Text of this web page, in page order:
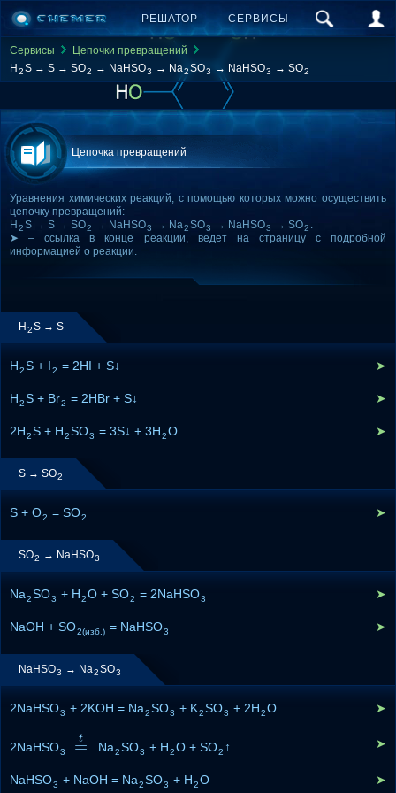
РЕШАТОР СЕРВИСЫ
Сервисы
Цепочки превращений
H 2S → S → SO2 → NaHSO3 → Na2SO3 → NaHSO3 → SO2
Цепочка превращений
Уравнения химических реакций, с помощью которых можно осуществить
цепочку превращений:
H 2S → S → SO2 → NaHSO3 → Na2SO3 → NaHSO3 → SO2 .
➤ – ссылка в конце реакции, ведет на страницу с подробной
информацией о реакции.
H 2S → S
H2S + I2 = 2HI + S↓ ➤
H2S + Br2 = 2HBr + S↓ ➤
2H2S + H2SO3 = 3S↓ + 3H2O ➤
S → SO2
S + O2 = SO2 ➤
SO2 → NaHSO3
Na2SO3 + H2O + SO2 = 2NaHSO3 ➤
NaOH + SO2(изб.) = NaHSO3 ➤
NaHSO3 → Na2SO3
2NaHSO3 + 2KOH = Na2SO3 + K2SO3 + 2H2O ➤
2NaHSO3 =
t
=t Na 2 SO3 + H 2 O + SO2 ↑ ➤
NaHSO3 + NaOH = Na2SO3 + H2O ➤